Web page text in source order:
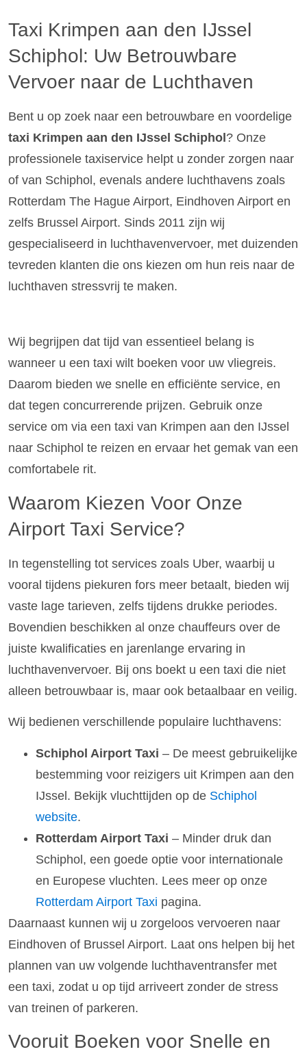
Taxi Krimpen aan den IJssel
Schiphol: Uw Betrouwbare
Vervoer naar de Luchthaven
Bent u op zoek naar een betrouwbare en voordelige
taxi Krimpen aan den IJssel Schiphol ? Onze
professionele taxiservice helpt u zonder zorgen naar
of van Schiphol, evenals andere luchthavens zoals
Rotterdam The Hague Airport, Eindhoven Airport en
zelfs Brussel Airport. Sinds 2011 zijn wij
gespecialiseerd in luchthavenvervoer, met duizenden
tevreden klanten die ons kiezen om hun reis naar de
luchthaven stressvrij te maken.
Wij begrijpen dat tijd van essentieel belang is
wanneer u een taxi wilt boeken voor uw vliegreis.
Daarom bieden we snelle en efficiënte service, en
dat tegen concurrerende prijzen. Gebruik onze
service om via een taxi van Krimpen aan den IJssel
naar Schiphol te reizen en ervaar het gemak van een
comfortabele rit.
Waarom Kiezen Voor Onze
Airport Taxi Service?
In tegenstelling tot services zoals Uber, waarbij u
vooral tijdens piekuren fors meer betaalt, bieden wij
vaste lage tarieven, zelfs tijdens drukke periodes.
Bovendien beschikken al onze chauffeurs over de
juiste kwalificaties en jarenlange ervaring in
luchthavenvervoer. Bij ons boekt u een taxi die niet
alleen betrouwbaar is, maar ook betaalbaar en veilig.
Wij bedienen verschillende populaire luchthavens:
Schiphol Airport Taxi – De meest gebruikelijke
bestemming voor reizigers uit Krimpen aan den
IJssel. Bekijk vluchttijden op de Schiphol
website.
Rotterdam Airport Taxi – Minder druk dan
Schiphol, een goede optie voor internationale
en Europese vluchten. Lees meer op onze
Rotterdam Airport Taxi pagina.
Daarnaast kunnen wij u zorgeloos vervoeren naar
Eindhoven of Brussel Airport. Laat ons helpen bij het
plannen van uw volgende luchthaventransfer met
een taxi, zodat u op tijd arriveert zonder de stress
van treinen of parkeren.
Vooruit Boeken voor Snelle en